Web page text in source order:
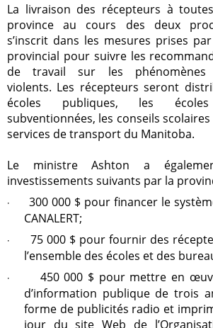
La livraison des récepteurs à
province au cours des deux
s’inscrit dans les mesures prises
provincial pour suivre les
de travail sur les phénomènes
violents. Les récepteurs seront
écoles publiques, les écoles
subventionnées, les conseils
services de transport du Manitoba.
Le ministre Ashton a
investissements suivants par la
·
300 000 $ pour financer le
CANALERT;
·
75 000 $ pour fournir des
l’ensemble des écoles et des
·
450 000 $ pour mettre en
d’information publique de trois
forme de publicités radio et
jour du site Web de